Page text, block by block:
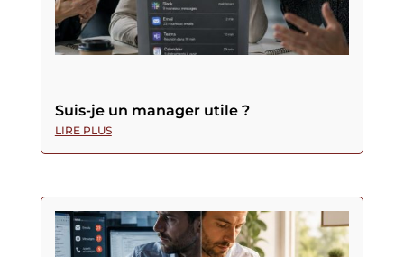
Suis-je un manager utile ?
LIRE PLUS